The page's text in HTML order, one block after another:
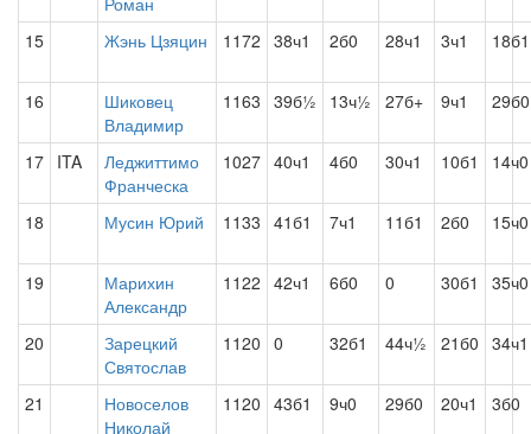
15 Жэнь Цзяцин 1172 38ч1 2б0 28ч1 3ч1 18б1
16
Шиковец
Владимир
1163 39б½ 13ч½ 27б+ 9ч1 29б0
17 ITA
Леджиттимо
Франческа
1027 40ч1 4б0 30ч1 10б1 14ч0
18 Мусин Юрий 1133 41б1 7ч1 11б1 2б0 15ч0
19
Марихин
Александр
1122 42ч1 6б0 0 30б1 35ч0
20
Зарецкий
Святослав
1120 0 32б1 44ч½ 21б0 34ч1
21
Новоселов
Николай
1120 43б1 9ч0 29б0 20ч1 3б0